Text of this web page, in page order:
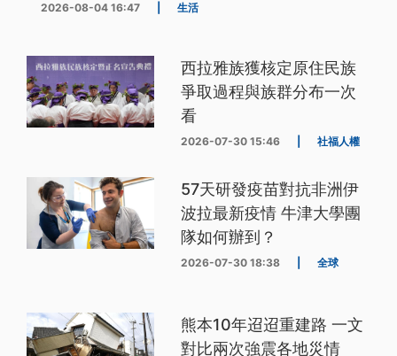
2026-08-04 16:47 生活
西拉雅族獲核定原住民族
爭取過程與族群分布一次
看
2026-07-30 15:46 社福人權
57天研發疫苗對抗非洲伊
波拉最新疫情 牛津大學團
隊如何辦到？
2026-07-30 18:38 全球
熊本10年迢迢重建路 一文
對比兩次強震各地災情